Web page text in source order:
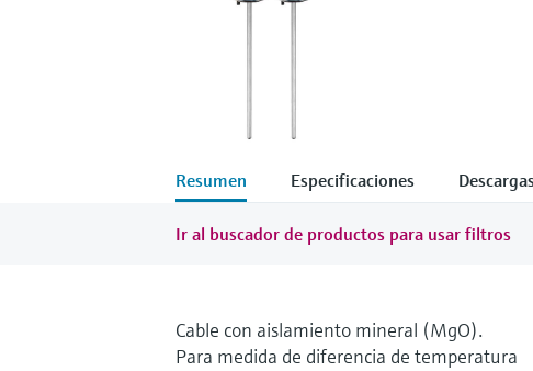
Resumen Especificaciones
Ir al buscador de productos para usar filtros
Cable con aislamiento mineral (MgO).
Para medida de diferencia de temperatura